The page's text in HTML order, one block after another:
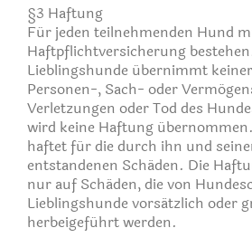
§3 Haftung
Für jeden teilnehmenden Hund
Haftpflichtversicherung
Lieblingshunde übernimmt
Personen-, Sach- oder
Verletzungen oder Tod des
wird keine Haftung
haftet für die durch ihn und
entstandenen Schäden. Die
nur auf Schäden, die von
Lieblingshunde vorsätzlich oder
herbeigeführt werden.